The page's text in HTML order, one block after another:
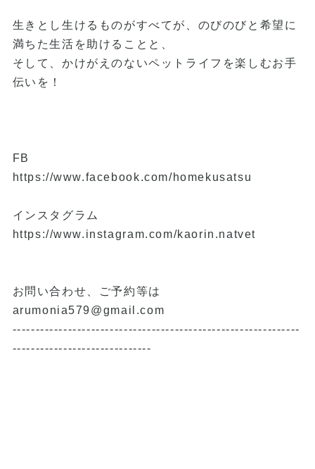
生きとし生けるものがすべてが、のびのびと希望に
満ちた生活を助けることと、
そして、かけがえのないペットライフを楽しむお手
伝いを！
FB
https://www.facebook.com/homekusatsu
インスタグラム
https://www.instagram.com/kaorin.natvet
お問い合わせ、ご予約等は
arumonia579@gmail.com
--------------------------------------------------------------
------------------------------